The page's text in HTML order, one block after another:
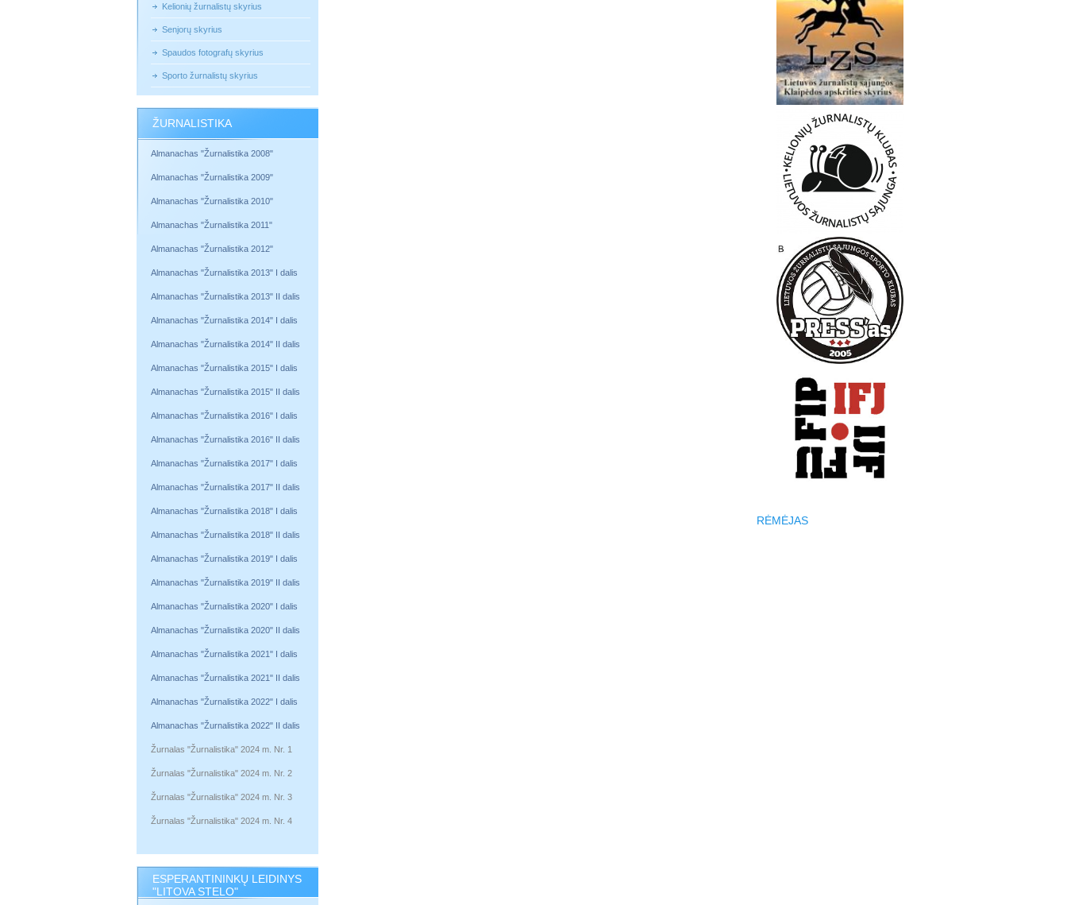
Kelionių žurnalistų skyrius
Senjorų skyrius
Spaudos fotografų skyrius
Sporto žurnalistų skyrius
ŽURNALISTIKA
Almanachas "Žurnalistika 2008"
Almanachas "Žurnalistika 2009"
Almanachas "Žurnalistika 2010"
Almanachas "Žurnalistika 2011"
Almanachas "Žurnalistika 2012"
Almanachas "Žurnalistika 2013" I dalis
Almanachas "Žurnalistika 2013" II dalis
Almanachas "Žurnalistika 2014" I dalis
Almanachas "Žurnalistika 2014" II dalis
Almanachas "Žurnalistika 2015" I dalis
Almanachas "Žurnalistika 2015" II dalis
Almanachas "Žurnalistika 2016" I dalis
Almanachas "Žurnalistika 2016" II dalis
Almanachas "Žurnalistika 2017" I dalis
Almanachas "Žurnalistika 2017" II dalis
Almanachas "Žurnalistika 2018" I dalis
Almanachas "Žurnalistika 2018" II dalis
Almanachas "Žurnalistika 2019" I dalis
Almanachas "Žurnalistika 2019" II dalis
Almanachas "Žurnalistika 2020" I dalis
Almanachas "Žurnalistika 2020" II dalis
Almanachas "Žurnalistika 2021" I dalis
Almanachas "Žurnalistika 2021" II dalis
Almanachas "Žurnalistika 2022" I dalis
Almanachas "Žurnalistika 2022" II dalis
Žurnalas "Žurnalistika" 2024 m. Nr. 1
Žurnalas "Žurnalistika" 2024 m. Nr. 2
Žurnalas "Žurnalistika" 2024 m. Nr. 3
Žurnalas "Žurnalistika" 2024 m. Nr. 4
ESPERANTININKŲ LEIDINYS
"LITOVA STELO"
RĖMĖJAS